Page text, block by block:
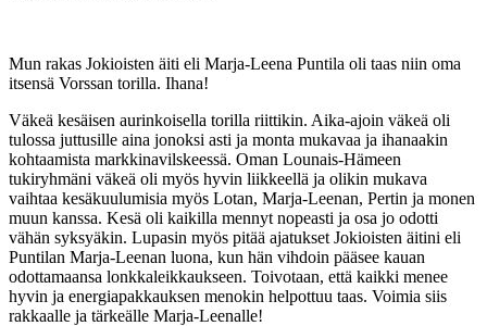
Mun rakas Jokioisten äiti eli Marja-Leena Puntila oli taas niin oma
itsensä Vorssan torilla. Ihana!
Väkeä kesäisen aurinkoisella torilla riittikin. Aika-ajoin väkeä oli
tulossa juttusille aina jonoksi asti ja monta mukavaa ja ihanaakin
kohtaamista markkinavilskeessä. Oman Lounais-Hämeen
tukiryhmäni väkeä oli myös hyvin liikkeellä ja olikin mukava
vaihtaa kesäkuulumisia myös Lotan, Marja-Leenan, Pertin ja monen
muun kanssa. Kesä oli kaikilla mennyt nopeasti ja osa jo odotti
vähän syksyäkin. Lupasin myös pitää ajatukset Jokioisten äitini eli
Puntilan Marja-Leenan luona, kun hän vihdoin pääsee kauan
odottamaansa lonkkaleikkaukseen. Toivotaan, että kaikki menee
hyvin ja energiapakkauksen menokin helpottuu taas. Voimia siis
rakkaalle ja tärkeälle Marja-Leenalle!